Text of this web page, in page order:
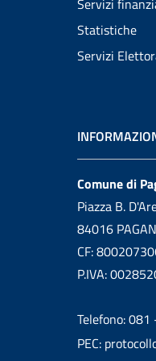
Servizi
Statistiche
Servizi
Comune di
Piazza B.
84016
CF:
P.IVA:
Telefono:
PEC: